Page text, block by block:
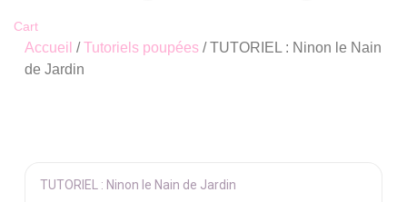
Cart
Accueil /Tutoriels poupées / TUTORIEL : Ninon le Nain
de Jardin
TUTORIEL : Ninon le Nain de Jardin